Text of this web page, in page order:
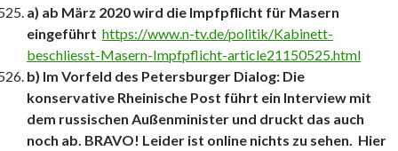
a) ab März 2020 wird die Impfpflicht für Masern
eingeführt https://www.n-tv.de/politik/Kabinett-
beschliesst-Masern-Impfpflicht-article21150525.html
b) Im Vorfeld des Petersburger Dialog: Die
konservative Rheinische Post führt ein Interview mit
dem russischen Außenminister und druckt das auch
noch ab. BRAVO! Leider ist online nichts zu sehen. Hier